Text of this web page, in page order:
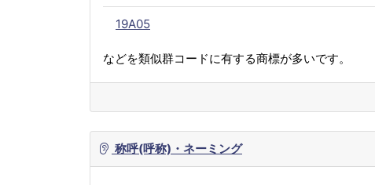
19A05
などを類似群コードに有する商標が多いです。
称呼(呼称)・ネーミング